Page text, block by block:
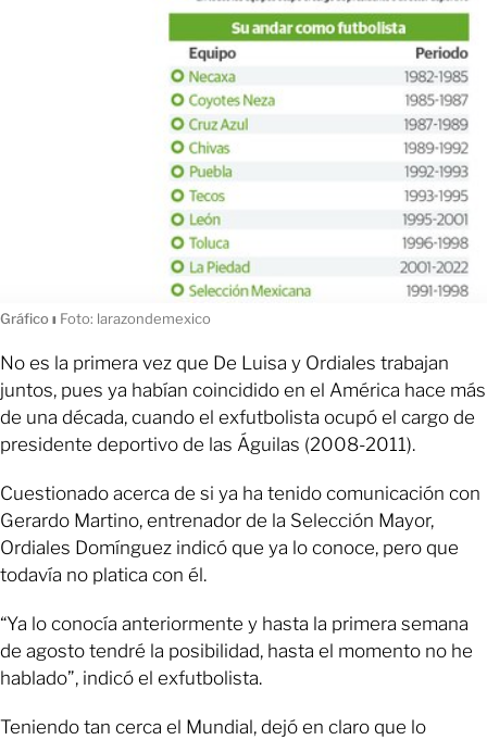
Gráficoı Foto: larazondemexico
No es la primera vez que De Luisa y Ordiales trabajan
juntos, pues ya habían coincidido en el América hace más
de una década, cuando el exfutbolista ocupó el cargo de
presidente deportivo de las Águilas (2008-2011).
Cuestionado acerca de si ya ha tenido comunicación con
Gerardo Martino, entrenador de la Selección Mayor,
Ordiales Domínguez indicó que ya lo conoce, pero que
todavía no platica con él.
“Ya lo conocía anteriormente y hasta la primera semana
de agosto tendré la posibilidad, hasta el momento no he
hablado”, indicó el exfutbolista.
Teniendo tan cerca el Mundial, dejó en claro que lo